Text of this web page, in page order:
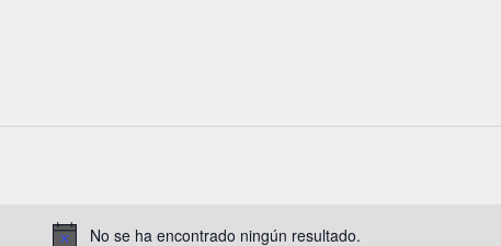
No se ha encontrado ningún resultado.